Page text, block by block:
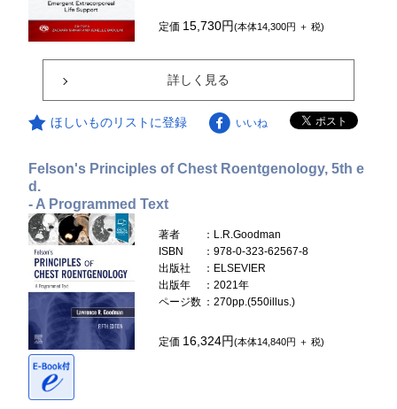
定価 15,730円(本体14,300円 ＋ 税)
詳しく見る
ほしいものリストに登録 いいね
Felson's Principles of Chest Roentgenology, 5th e
d.
- A Programmed Text
著者
：L.R.Goodman
ISBN
：978-0-323-62567-8
出版社
：ELSEVIER
出版年
：2021年
ページ数 ：270pp.(550illus.)
定価 16,324円(本体14,840円 ＋ 税)